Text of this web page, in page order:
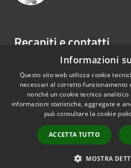
Recapiti e contatti
Piazza Liberazione 1 25040
Telefono:0364 40001
RSS
Accessibilità
Informazioni
Questo sito web utilizza cookie
necessari al corretto funzionamento
nonché un cookie tecnico
informazioni statistiche, aggregate e
può consultare la cookie
ACCETTA TUTTO
MOSTRA